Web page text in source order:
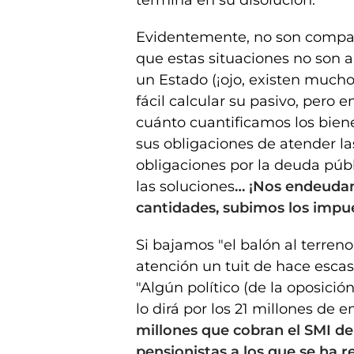
Evidentemente, no son
que estas situaciones no son
un Estado (¡ojo, existen
fácil calcular su pasivo, pero
cuánto cuantificamos los
sus obligaciones de atender
obligaciones por la deuda
las soluciones… ¡Nos
cantidades, subimos los
Si bajamos "el balón al
atención un tuit de hace
"Algún político (de la
lo dirá por los 21 millones de
millones que cobran el SMI